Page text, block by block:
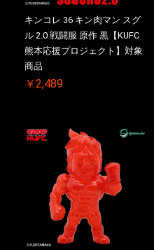
キンコレ 36 キン肉マン スグ
ル 2.0 戦闘服 原作 黒【KUFC
熊本応援プロジェクト】対象
商品
￥2,489